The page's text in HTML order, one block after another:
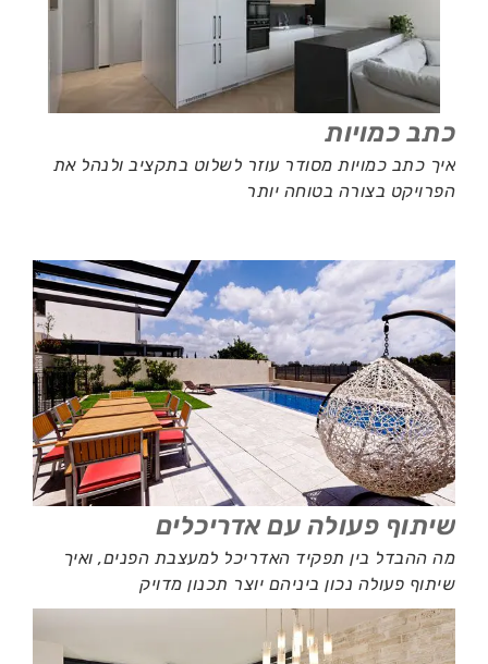
כתב כמויות
איך כתב כמויות מסודר עוזר לשלוט בתקציב ולנהל את
הפרויקט בצורה בטוחה יותר
שיתוף פעולה עם אדריכלים
מה ההבדל בין תפקיד האדריכל למעצבת הפנים, ואיך
שיתוף פעולה נכון ביניהם יוצר תכנון מדויק